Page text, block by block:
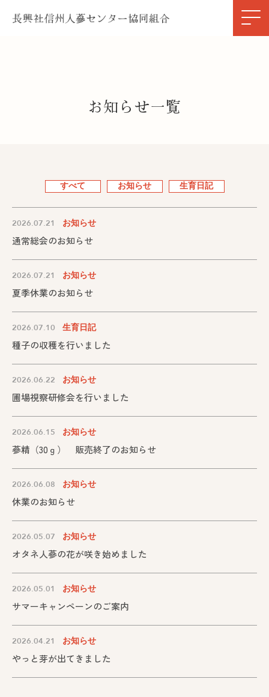
お知らせ一覧
すべて お知らせ 生育日記
2026.07.21 お知らせ
通常総会のお知らせ
2026.07.21 お知らせ
夏季休業のお知らせ
2026.07.10 生育日記
種子の収穫を行いました
2026.06.22 お知らせ
圃場視察研修会を行いました
2026.06.15 お知らせ
蔘精（30ｇ） 販売終了のお知らせ
2026.06.08 お知らせ
休業のお知らせ
2026.05.07 お知らせ
オタネ人蔘の花が咲き始めました
2026.05.01 お知らせ
サマーキャンペーンのご案内
2026.04.21 お知らせ
やっと芽が出てきました